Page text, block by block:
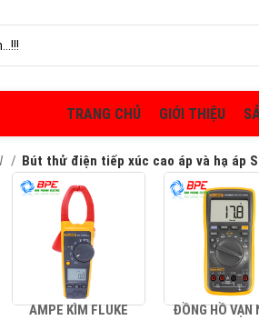
TRANG CHỦ GIỚI THIỆU
Bút thử điện tiếp xúc cao áp và hạ áp
AMPE KÌM FLUKE
ĐỒNG HỒ VẠN